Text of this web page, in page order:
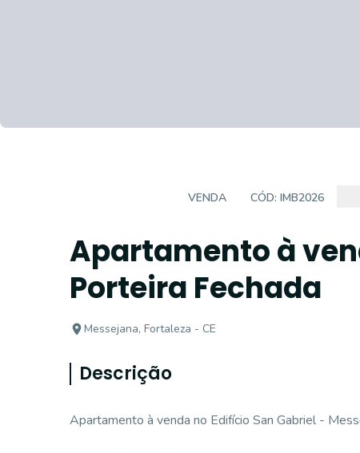
VENDA CÓD: IMB2026
Apartamento à
Porteira Fechada
Messejana, Fortaleza - CE
Descrição
Apartamento à venda no Edifício San Gabriel -